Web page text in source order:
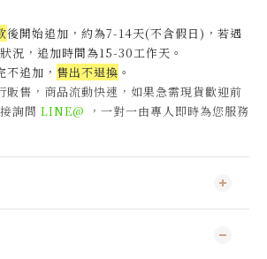
後開始追加，約為7-14天(不含假日)， 若遇
況，追加時間為15-30工作天 。
不追加， 售出不退換 。
販售，商品流動快速，如果急需現貨歡迎前
詢問 LINE@ ，一對一由專人即時為您服務